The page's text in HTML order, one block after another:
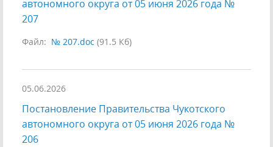
автономного округа от 05 июня 2026 года №
207
Файл: № 207.doc (91.5 Кб)
05.06.2026
Постановление Правительства Чукотского
автономного округа от 05 июня 2026 года №
206